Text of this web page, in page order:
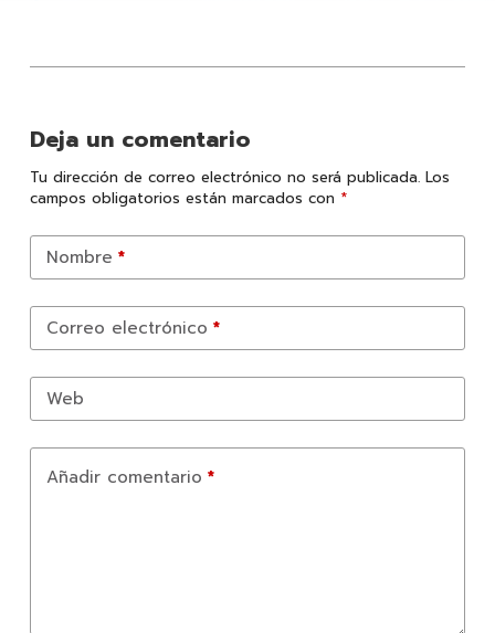
Deja un comentario
Tu dirección de correo electrónico no será publicada. Los
campos obligatorios están marcados con *
Nombre *
Correo electrónico *
Web
Añadir comentario *